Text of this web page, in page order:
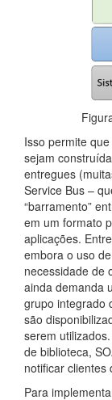
Isso permite
sejam
entregues
Service Bus –
“barramento”
em um formato
aplicações.
embora o uso
necessidade de
ainda demanda
grupo integrado
são
serem
de biblioteca,
notificar clientes
Para